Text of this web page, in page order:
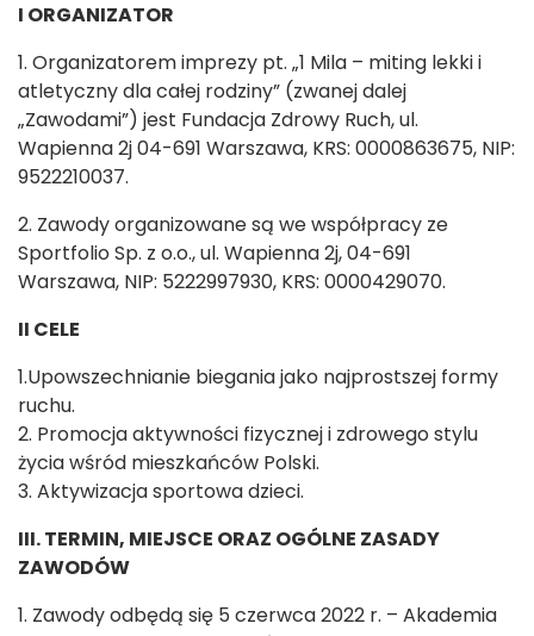
I ORGANIZATOR
1. Organizatorem imprezy pt. „1 Mila – miting lekki i
atletyczny dla całej rodziny” (zwanej dalej
„Zawodami”) jest Fundacja Zdrowy Ruch, ul.
Wapienna 2j 04-691 Warszawa, KRS: 0000863675, NIP:
9522210037.
2. Zawody organizowane są we współpracy ze
Sportfolio Sp. z o.o., ul. Wapienna 2j, 04-691
Warszawa, NIP: 5222997930, KRS: 0000429070.
II CELE
1.Upowszechnianie biegania jako najprostszej formy
ruchu.
2. Promocja aktywności fizycznej i zdrowego stylu
życia wśród mieszkańców Polski.
3. Aktywizacja sportowa dzieci.
III. TERMIN, MIEJSCE ORAZ OGÓLNE ZASADY
ZAWODÓW
1. Zawody odbędą się 5 czerwca 2022 r. – Akademia